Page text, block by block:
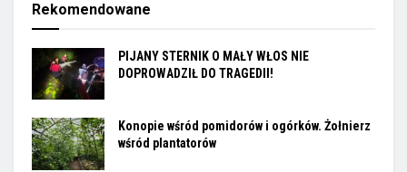
Rekomendowane
PIJANY STERNIK O MAŁY WŁOS NIE
DOPROWADZIŁ DO TRAGEDII!
Konopie wśród pomidorów i ogórków. Żołnierz
wśród plantatorów